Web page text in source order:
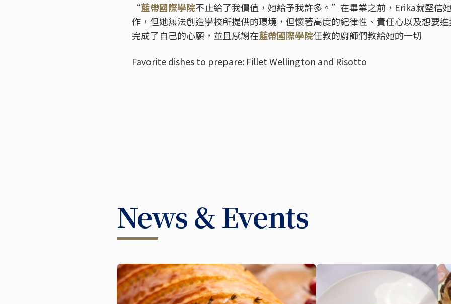
“藍帶國際學院不止給了我價值，她給予我許多。”在畢業之前，Erika就堅信
作，但她無法創造學校所提供的環境，但懷著高度的紀律性、責任心以及想要
完成了自己的心願，並且感謝在藍帶國際學院任教的廚師們教給她的一切
Favorite dishes to prepare: Fillet Wellington and Risotto
News & Events